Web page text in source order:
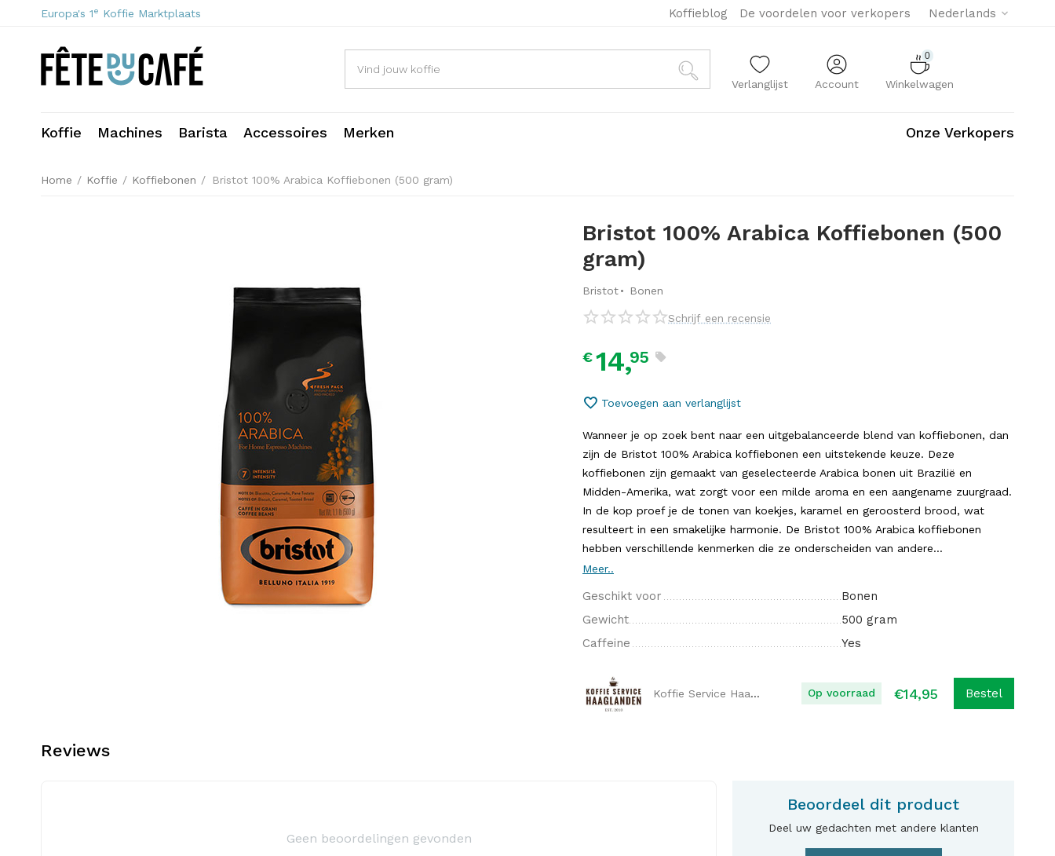
Europa's 1e Koffie Marktplaats Nederlands
Koffieblog De voordelen voor verkopers
Verlanglijst Account
0
Winkelwagen
Koffie Machines Barista Accessoires Merken Onze Verkopers
Home / Koffie / Koffiebonen / Bristot 100% Arabica Koffiebonen (500 gram)
Bristot 100% Arabica Koffiebonen (500
gram)
Bristot· Bonen
Schrijf een recensie
€ 14,95
Toevoegen aan verlanglijst
Wanneer je op zoek bent naar een uitgebalanceerde blend van koffiebonen, dan
zijn de Bristot 100% Arabica koffiebonen een uitstekende keuze. Deze
koffiebonen zijn gemaakt van geselecteerde Arabica bonen uit Brazilië en
Midden-Amerika, wat zorgt voor een milde aroma en een aangename zuurgraad.
In de kop proef je de tonen van koekjes, karamel en geroosterd brood, wat
resulteert in een smakelijke harmonie. De Bristot 100% Arabica koffiebonen
hebben verschillende kenmerken die ze onderscheiden van andere...
Meer..
Geschikt voor
Bonen
Gewicht
500 gram
Caffeine
Yes
Koffie Service Haaglanden Op voorraad €14,95 Bestel
Reviews
Geen beoordelingen gevonden
Beoordeel dit product
Deel uw gedachten met andere klanten